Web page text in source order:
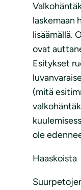
laskemaan
lisäämällä.
ovat
Esitykset
(mitä
ole
Haaskoista